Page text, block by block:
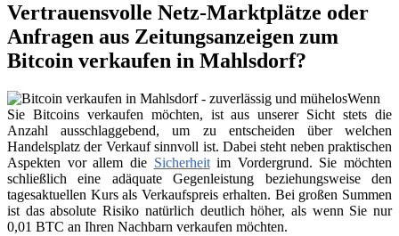
Vertrauensvolle Netz-Marktplätze oder
Anfragen aus Zeitungsanzeigen zum
Bitcoin verkaufen in Mahlsdorf?
Wenn
Sie Bitcoins verkaufen möchten, ist aus unserer Sicht stets die
Anzahl ausschlaggebend, um zu entscheiden über welchen
Handelsplatz der Verkauf sinnvoll ist. Dabei steht neben praktischen
Aspekten vor allem die Sicherheitim Vordergrund. Sie möchten
schließlich eine adäquate Gegenleistung beziehungsweise den
tagesaktuellen Kurs als Verkaufspreis erhalten. Bei großen Summen
ist das absolute Risiko natürlich deutlich höher, als wenn Sie nur
0,01 BTC an Ihren Nachbarn verkaufen möchten.